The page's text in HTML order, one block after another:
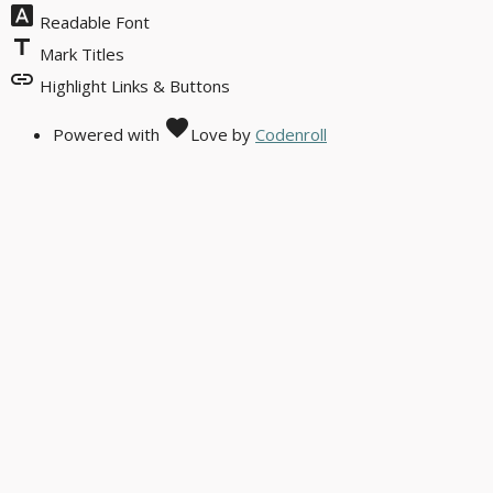
font_download Readable Font
title Mark Titles
link Highlight Links & Buttons
Powered with favoriteLove by Codenroll